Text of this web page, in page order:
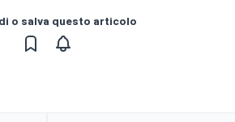
o salva questo articolo